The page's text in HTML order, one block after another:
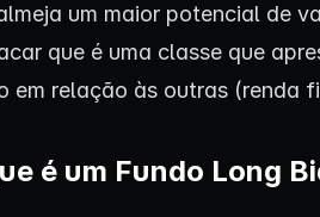
um maior potencial de
que é uma classe que
em relação às outras (renda
é um Fundo Long